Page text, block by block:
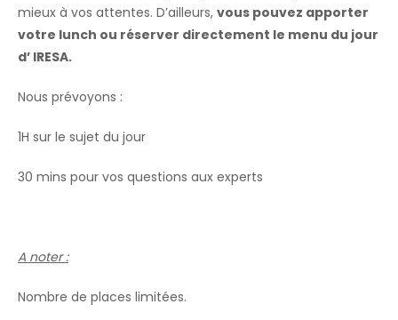
mieux à vos attentes. D’ailleurs, vous pouvez apporter
votre lunch ou réserver directement le menu du jour
d’ IRESA.
Nous prévoyons :
1H sur le sujet du jour
30 mins pour vos questions aux experts
A noter :
Nombre de places limitées.